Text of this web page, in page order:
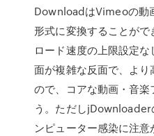
DownloadはVimeoの動
形式に変換することが
ロード速度の上限設定
面が複雑な反面で、よ
ので、コアな動画・音楽
う。ただしjDownloader
ンピューター感染に注意